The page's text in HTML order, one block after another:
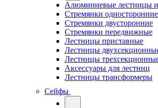
Алюминиевые лестницы и
Стремянки односторонние
Стремянки двусторонние
Стремянки передвижные
Лестницы приставные
Лестницы
Лестницы
Аксессуары для лестниц
Лестницы трансформеры
Сейфы